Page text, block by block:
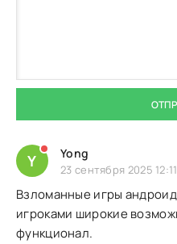
Y Yong
23 сентября 2025 12:11
Взломанные игры
игроками широкие
функционал.